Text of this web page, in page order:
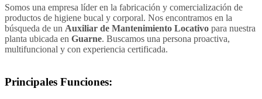
Somos una empresa líder en la fabricación y comercialización de
productos de higiene bucal y corporal. Nos encontramos en la
búsqueda de un Auxiliar de Mantenimiento Locativo para nuestra
planta ubicada en Guarne. Buscamos una persona proactiva,
multifuncional y con experiencia certificada.
Principales Funciones: